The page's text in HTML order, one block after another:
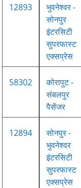
12893
भुवनेश्वर -
सोनपुर
इंटरसिटी
सुपरफास्ट
एक्सप्रेस
58302
कोरापुट -
संबलपुर
पैसेंजर
12894
सोनपुर -
भुवनेश्वर
इंटरसिटी
सुपरफास्ट
एक्सप्रेस